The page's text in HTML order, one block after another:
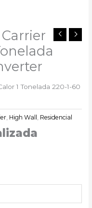
1 Tonelada 220-1-60
, High Wall , Residencial